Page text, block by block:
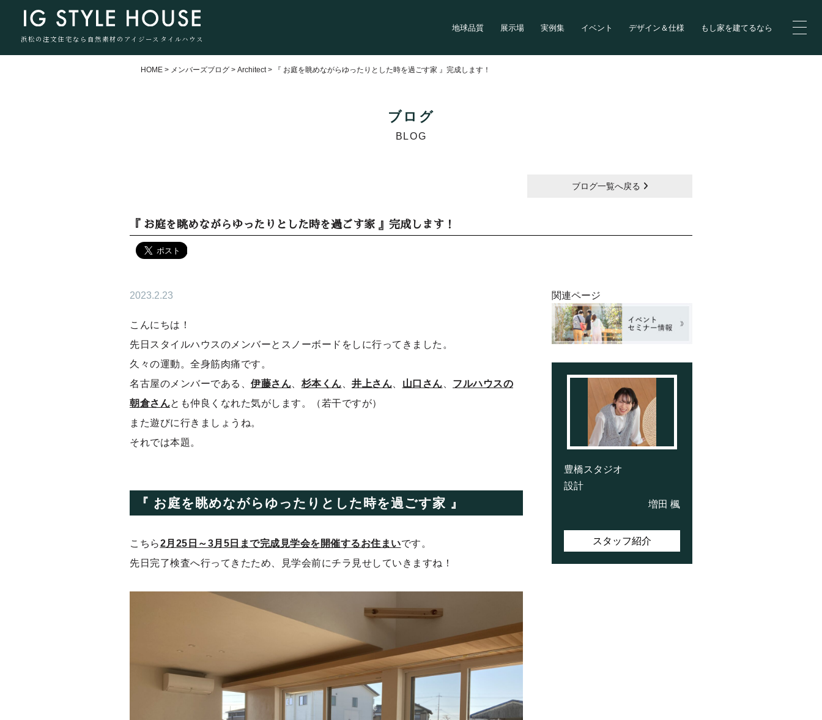
浜松の注文住宅なら自然素材のアイジースタイルハウス
地球品質 展示場 実例集 イベント デザイン＆仕様 もし家を建てるなら
HOME > メンバーズブログ >Architect > 『 お庭を眺めながらゆったりとした時を過ごす家 』完成します！
ブログ
BLOG
ブログ一覧へ戻る
『 お庭を眺めながらゆったりとした時を過ごす家 』完成します！
2023.2.23
こんにちは！
先日スタイルハウスのメンバーとスノーボードをしに行ってきました。
久々の運動。全身筋肉痛です。
名古屋のメンバーである、 伊藤さん 杉本くん 井上さん 山口さん
フルハウスの
朝倉さんとも仲良くなれた気がします。（若干ですが）
また遊びに行きましょうね。
それでは本題。
『 お庭を眺めながらゆったりとした時を過ごす家 』
こちら2月25日～3月5日まで完成見学会を開催するお住まいです。
先日完了検査へ行ってきたため、見学会前にチラ見せしていきますね！
関連ページ
豊橋スタジオ
設計
増田 楓
スタッフ紹介